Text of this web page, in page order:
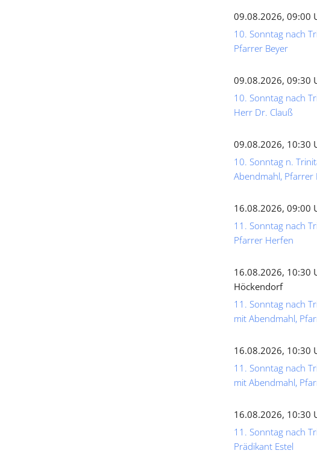
09.08.2026, 09:00
10. Sonntag nach
Pfarrer Beyer
09.08.2026, 09:30
10. Sonntag nach
Herr Dr. Clauß
09.08.2026, 10:30
10. Sonntag n.
Abendmahl, Pfarrer
16.08.2026, 09:00
11. Sonntag nach
Pfarrer Herfen
16.08.2026, 10:30
Höckendorf
11. Sonntag nach
mit Abendmahl,
16.08.2026, 10:30
11. Sonntag nach
mit Abendmahl,
16.08.2026, 10:30
11. Sonntag nach
Prädikant Estel